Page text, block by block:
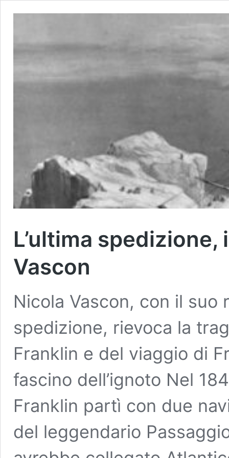
L’ultima
Vascon
Nicola Vascon, con il suo
spedizione, rievoca la
Franklin e del viaggio di
fascino dell’ignoto Nel
Franklin partì con due
del leggendario